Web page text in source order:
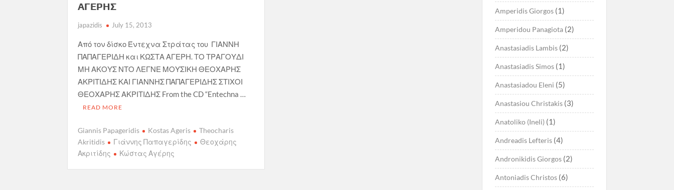
ΑΓΕΡΗΣ
japazidis July 15, 2013
Από τον δίσκο Έντεχνα Στράτας του ΓΙΑΝΝΗ
ΠΑΠΑΓΕΡΙΔΗ και ΚΩΣΤΑ ΑΓΕΡΗ. ΤΟ ΤΡΑΓΟΥΔΙ
ΜΗ ΑΚΟΥΣ ΝΤΟ ΛΕΓΝΕ ΜΟΥΣΙΚΗ ΘΕΟΧΑΡΗΣ
ΑΚΡΙΤΙΔΗΣ ΚΑΙ ΓΙΑΝΝΗΣ ΠΑΠΑΓΕΡΙΔΗΣ ΣΤΙΧΟΙ
ΘΕΟΧΑΡΗΣ ΑΚΡΙΤΙΔΗΣ From the CD “Entechna …
READ MORE
Giannis Papageridis Kostas Ageris
Theocharis
Akritidis
Γιάννης Παπαγερίδης
Θεοχάρης
Ακριτίδης
Κώστας Αγέρης
Amperidis Giorgos(1)
Amperidou Panagiota(2)
Anastasiadis Lambis(2)
Anastasiadis Simos(1)
Anastasiadou Eleni (5)
Anastasiou Christakis(3)
Anatoliko (Ineli) (1)
Andreadis Lefteris(4)
Andronikidis Giorgos(2)
Antoniadis Christos(6)